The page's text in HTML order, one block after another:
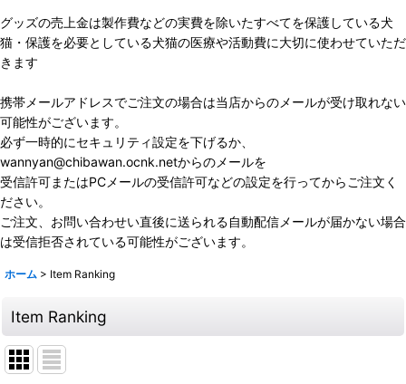
グッズの売上金は製作費などの実費を除いたすべてを保護している犬
猫・保護を必要としている犬猫の医療や活動費に大切に使わせていただ
きます
携帯メールアドレスでご注文の場合は当店からのメールが受け取れない
可能性がございます。
必ず一時的にセキュリティ設定を下げるか、
wannyan@chibawan.ocnk.netからのメールを
受信許可またはPCメールの受信許可などの設定を行ってからご注文く
ださい。
ご注文、お問い合わせい直後に送られる自動配信メールが届かない場合
は受信拒否されている可能性がございます。
ホーム > Item Ranking
Item Ranking